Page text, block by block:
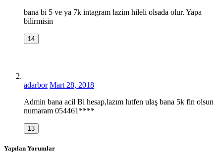
bana bi 5 ve ya 7k intagram lazim hileli olsada olur. Yapa
bilirmisin
14
adarbor Mart 28, 2018
Admin bana acil Bi hesap,lazım lutfen ulaş bana 5k fln olsun
numaram 054461****
13
Yapılan Yorumlar